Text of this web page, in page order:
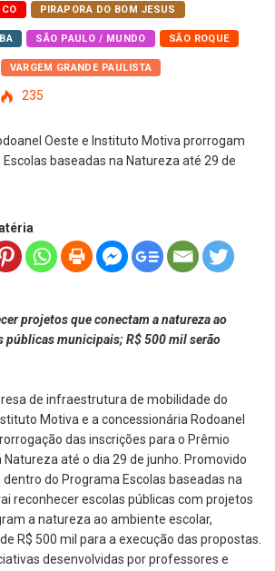
PIRAPORA DO BOM JESUS
SÃO PAULO / MUNDO SÃO ROQUE
VARGEM GRANDE PAULISTA
235
projetos que conectam a natureza ao
públicas municipais; R$ 500 mil serão
de infraestrutura de mobilidade do
Motiva e a concessionária Rodoanel
das inscrições para o Prêmio
Natureza até o dia 29 de junho. Promovido
do Programa Escolas baseadas na
reconhecer escolas públicas com projetos
a natureza ao ambiente escolar,
R$ 500 mil para a execução das propostas.
desenvolvidas por professores e